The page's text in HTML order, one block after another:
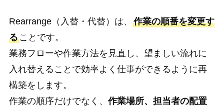
Rearrange（入替・代替）は、 作業の順番を変更す
ることです。
業務フローや作業方法を見直し、望ましい流れに
入れ替えることで効率よく仕事ができるように再
構築をします。
作業の順序だけでなく、作業場所、担当者の配置